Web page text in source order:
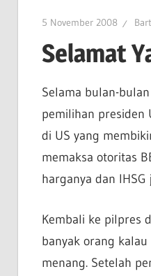
5 November 2008
Selamat
Selama bulan-
pemilihan presiden
di US yang
memaksa otoritas
harganya dan
Kembali ke pilpres
banyak orang
menang. Setelah